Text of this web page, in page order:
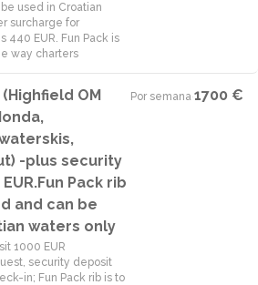
used in Croatian
surcharge for
440 EUR. Fun Pack is
way charters
(Highfield OM
-plus security
Pack rib
and can be
waters only
1000 EUR
security deposit
in; Fun Pack rib is to
Por semana·1700 €